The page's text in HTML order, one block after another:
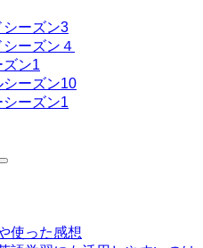
シーズン3
ーズン４
ズン1
シーズン10
シーズン1
使った感想